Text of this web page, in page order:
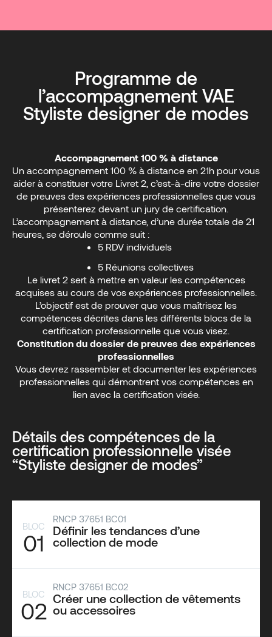
Programme de
l’accompagnement VAE
Styliste designer de modes
Accompagnement 100 % à distance
Un accompagnement 100 % à distance en 21h pour vous
aider à constituer votre Livret 2, c’est-à-dire votre dossier
de preuves des expériences professionnelles que vous
présenterez devant un jury de certification.
L’accompagnement à distance, d’une durée totale de 21
heures, se déroule comme suit :
5 RDV individuels
5 Réunions collectives
Le livret 2 sert à mettre en valeur les compétences
acquises au cours de vos expériences professionnelles.
L’objectif est de prouver que vous maîtrisez les
compétences décrites dans les différents blocs de la
certification professionnelle que vous visez.
Constitution du dossier de preuves des expériences
professionnelles
Vous devrez rassembler et documenter les expériences
professionnelles qui démontrent vos compétences en
lien avec la certification visée.
Détails des compétences de la
certification professionnelle visée
“Styliste designer de modes”
BLOC
01
RNCP 37651 BC01
Définir les tendances d’une
collection de mode
BLOC
02
RNCP 37651 BC02
Créer une collection de vêtements
ou accessoires